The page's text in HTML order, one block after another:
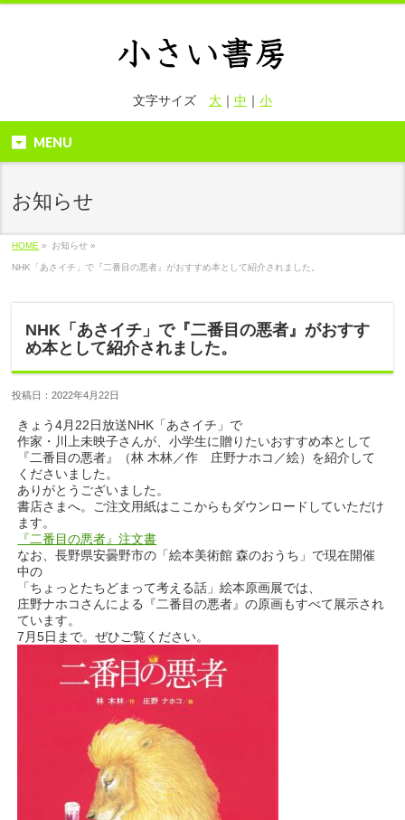
文字サイズ 大｜ 中 ｜ 小
MENU
お知らせ
HOME » お知らせ »
NHK「あさイチ」で『二番目の悪者』がおすすめ本として紹介されました。
NHK「あさイチ」で『二番目の悪者』がおすす
め本として紹介されました。
投稿日：2022年4月22日
きょう4月22日放送NHK「あさイチ」で
作家・川上未映子さんが、小学生に贈りたいおすすめ本として
『二番目の悪者』（林 木林／作 庄野ナホコ／絵）を紹介して
くださいました。
ありがとうございました。
書店さまへ。ご注文用紙はここからもダウンロードしていただけ
ます。
『二番目の悪者』注文書
なお、長野県安曇野市の「絵本美術館 森のおうち」で現在開催
中の
「ちょっとたちどまって考える話」絵本原画展では、
庄野ナホコさんによる『二番目の悪者』の原画もすべて展示され
ています。
7月5日まで。ぜひご覧ください。